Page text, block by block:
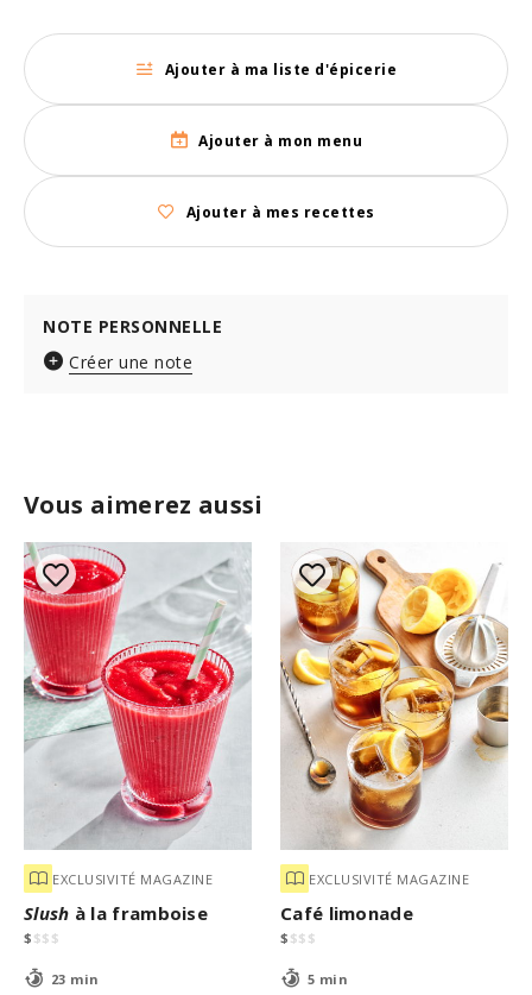
Vous aimerez aussi
EXCLUSIVITÉ MAGAZINE
Slush à la framboise
$ $$ $
23 min
EXCLUSIVITÉ MAGAZINE
Café limonade
$ $$ $
5 min
Ajouter à ma liste d'épicerie
Ajouter à mon menu
Ajouter à mes recettes
NOTE PERSONNELLE
Créer une note